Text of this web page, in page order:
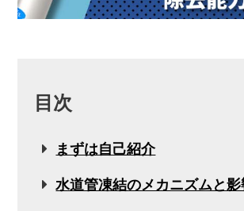
目次
まずは自己紹介
水道管凍結のメカニズムと影